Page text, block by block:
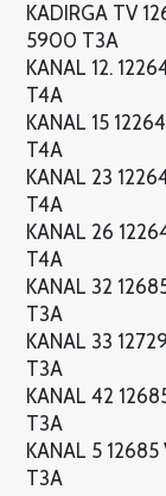
KADIRGA TV
5900 T3A
KANAL 12.
T4A
KANAL 15
T4A
KANAL 23
T4A
KANAL 26
T4A
KANAL 32
T3A
KANAL 33
T3A
KANAL 42
T3A
KANAL 5
T3A